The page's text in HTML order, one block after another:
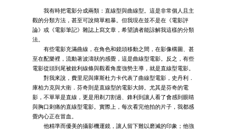
我有時把電影分成兩類：直線型與曲線型。這是非常個人且主
觀的分類方法，甚至可說簡單粗暴。但我現在並不是在《電影評
論》或《電影筆記》雜誌上寫文章，希望讀者能諒解我這樣的分類
法。
有些電影充滿曲線，在角色和鏡頭移動之間，在影像構圖、甚
至在配樂裡，流動著波濤狀的感覺，這是曲線型電影。反之，有些
電影從頭到尾被銳利線條與觀看角度強勢主導，就是直線型電影。
對我來說，費里尼與庫斯杜力卡代表了曲線型電影，史丹利．
庫柏力克與大衛．芬奇則是直線型的電影大師。尤其是芬奇的電
影，不單單是直線，更是用剃刀割過、鋒利到讓人看了會感到眼睛
與胸口刺痛的直線型電影。實際上，每次看完他拍的片子，我都感
覺內心正在冒血。
他精準而優美的攝影機運鏡，讓人留下難以磨滅的印象；他強